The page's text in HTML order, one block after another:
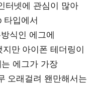
터넷에 관심이 많아
타입에서
식인 에그에
만 아이폰 테더링이
에그가 가장
오래걸려 왠만해서는